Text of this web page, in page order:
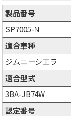
製品番号
SP7005-N
適合車種
ジムニーシエラ
適合型式
3BA-JB74W
認定番号